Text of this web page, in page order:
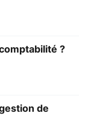
?
de